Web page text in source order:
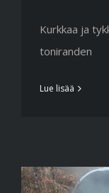
Kurkkaa ja
toniranden
Lue lisää